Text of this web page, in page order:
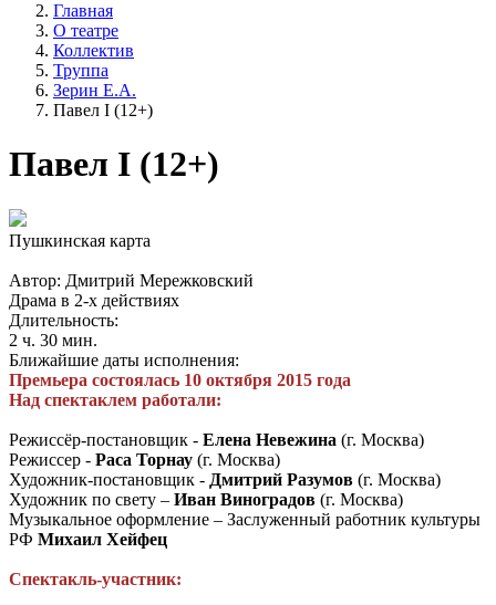
Главная
О театре
Коллектив
Труппа
Зерин Е.А.
Павел I (12+)
Павел I (12+)
Пушкинская карта
Автор: Дмитрий Мережковский
Драма в 2-х действиях
Длительность:
2 ч. 30 мин.
Ближайшие даты исполнения:
Премьера состоялась 10 октября 2015 года
Над спектаклем работали:
Режиссёр-постановщик - Елена Невежина (г. Москва)
Режиссер - Раса Торнау (г. Москва)
Художник-постановщик - Дмитрий Разумов (г. Москва)
Художник по свету – Иван Виноградов (г. Москва)
Музыкальное оформление – Заслуженный работник культуры
РФ Михаил Хейфец
Спектакль-участник: